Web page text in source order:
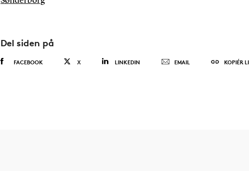
Del siden på
FACEBOOK X LINKEDIN EMAIL KOPIÉR